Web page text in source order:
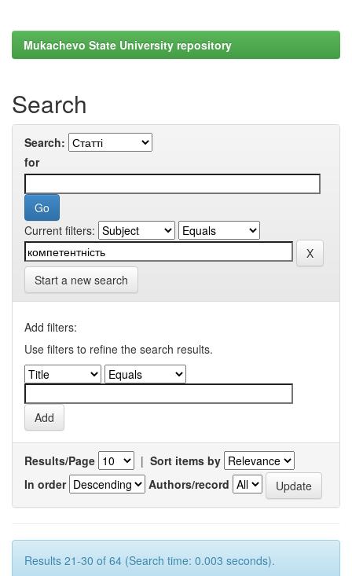
Mukachevo State University repository
Search
Search:
for
Current filters:
Start a new search
Add filters:
Use filters to refine the search results.
Results/Page | Sort items by
In order
Authors/record
Results 21-30 of 64 (Search time: 0.003 seconds).